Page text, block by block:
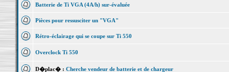
Batterie de Ti VGA (4A/h) sur-évaluée
Pièces pour ressusciter un "VGA"
Rétro-éclairage qui se coupe sur Ti 550
Overclock Ti 550
D�plac� : Cherche vendeur de batterie et de chargeur